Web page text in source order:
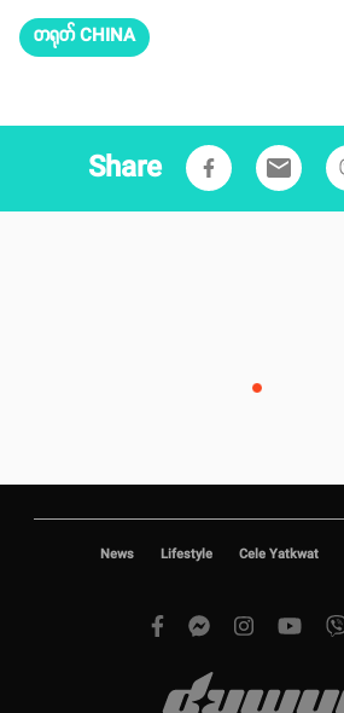
တရုတ် CHINA
Share email
News Lifestyle Cele Yatkwat